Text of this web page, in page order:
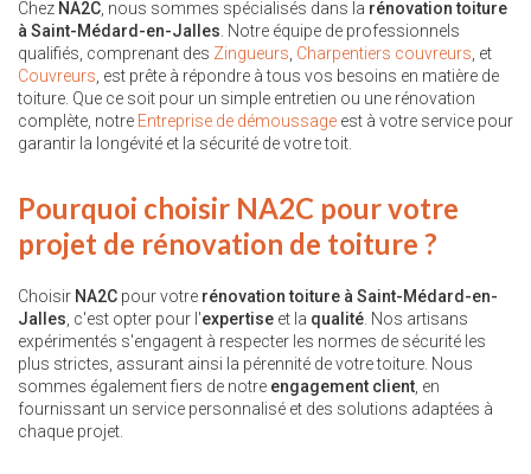
Chez NA2C , nous sommes spécialisés dans la rénovation toiture
à Saint-Médard-en-Jalles . Notre équipe de professionnels
qualifiés, comprenant des Zingueurs Charpentiers couvreurs , et
Couvreurs , est prête à répondre à tous vos besoins en matière de
toiture. Que ce soit pour un simple entretien ou une rénovation
complète, notre Entreprise de démoussage est à votre service pour
garantir la longévité et la sécurité de votre toit.
Pourquoi choisir NA2C pour votre
projet de rénovation de toiture ?
Choisir NA2C pour votre rénovation toiture à Saint-Médard-en-
Jalles , c'est opter pour l'expertise et la qualité . Nos artisans
expérimentés s'engagent à respecter les normes de sécurité les
plus strictes, assurant ainsi la pérennité de votre toiture. Nous
sommes également fiers de notre engagement client , en
fournissant un service personnalisé et des solutions adaptées à
chaque projet.